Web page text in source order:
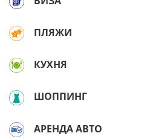
ПЛЯЖИ
КУХНЯ
ШОППИНГ
АРЕНДА АВТО